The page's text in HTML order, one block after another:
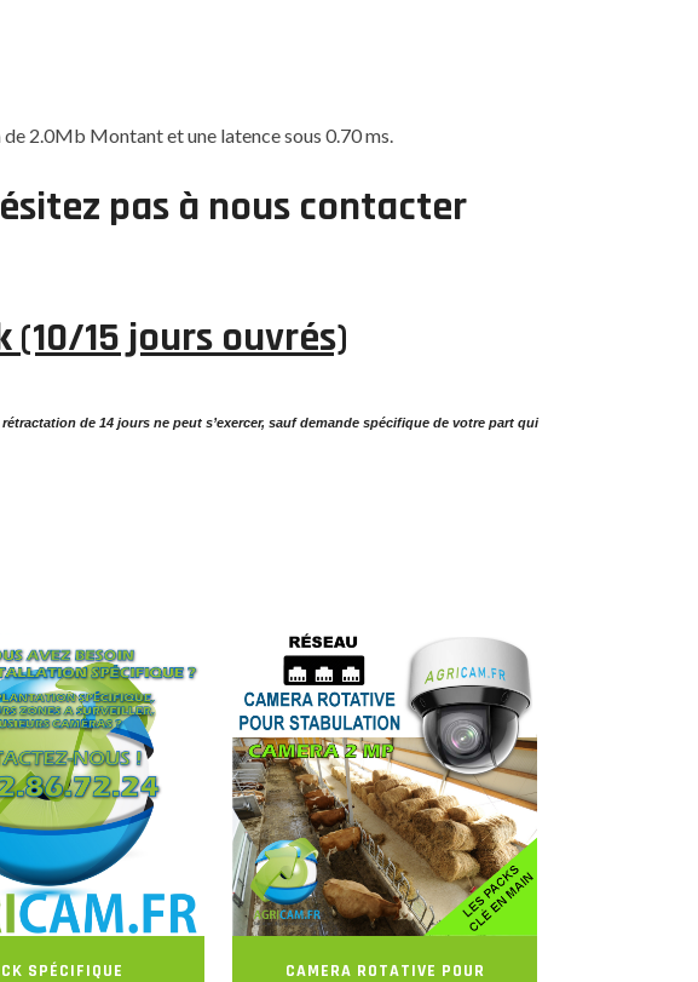
2.0Mb Montant et une latence sous 0.70 ms.
pas à nous contacter
15 jours ouvrés)
de 14 jours ne peut s’exercer, sauf demande spécifique de votre part qui
SPÉCIFIQUE CAMERA ROTATIVE POUR